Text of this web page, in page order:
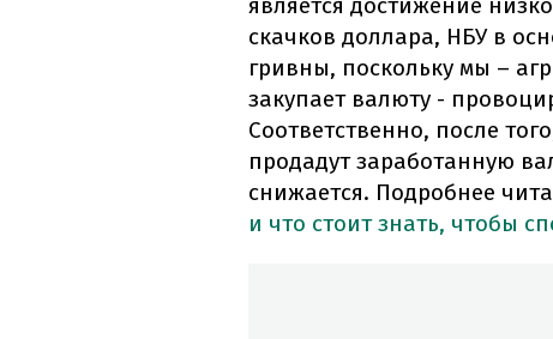
является достижение
скачков доллара, НБУ в
гривны, поскольку мы –
закупает валюту -
Соответственно, после
продадут заработанную
снижается. Подробнее
и что стоит знать, чтобы